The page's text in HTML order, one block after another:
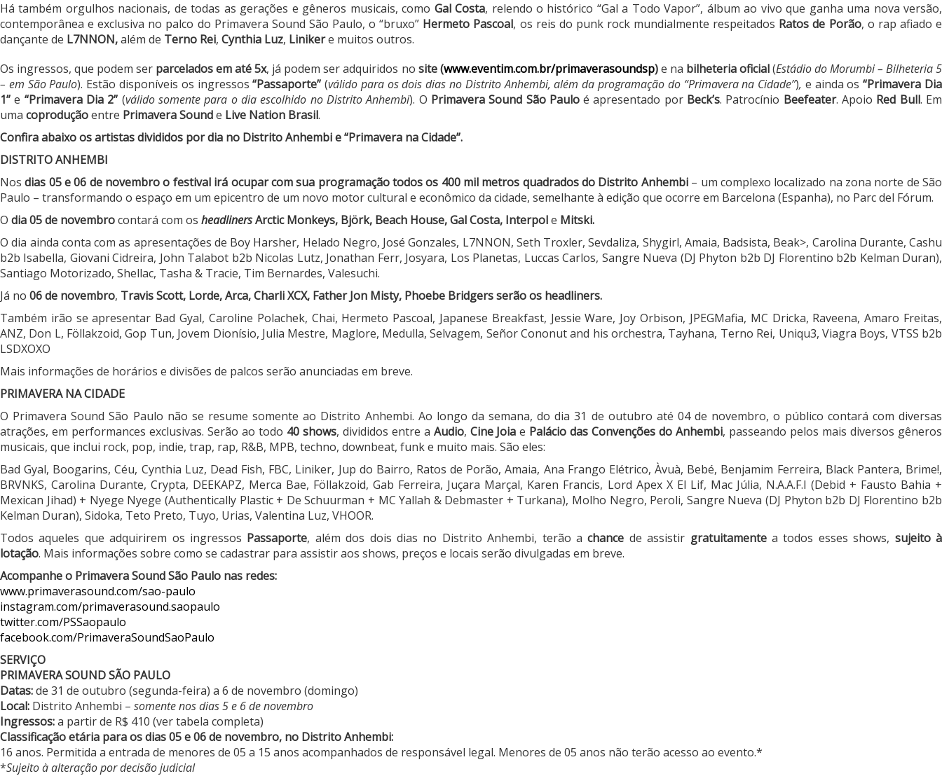
Há também orgulhos nacionais, de todas as gerações e gêneros musicais, como Gal Costa, relendo o histórico “Gal a Todo Vapor”, álbum ao vivo que ganha uma nova versão,
contemporânea e exclusiva no palco do Primavera Sound São Paulo, o “bruxo” Hermeto Pascoal, os reis do punk rock mundialmente respeitados Ratos de Porão, o rap afiado e
dançante de L7NNON,além de Terno Rei, Cynthia Luz, Linikere muitos outros.
Os ingressos, que podem ser parcelados em até 5x, já podem ser adquiridos no site (www.eventim.com.br/primaverasoundsp)e na bilheteria oficial(Estádio do Morumbi – Bilheteria 5
– em São Paulo). Estão disponíveis os ingressos“Passaporte” (válido para os dois dias no Distrito Anhembi, além da programação do “Primavera na Cidade”), e ainda os“Primavera Dia
1” e “Primavera Dia 2” (válido somente para o dia escolhido no Distrito Anhembi). O Primavera Sound São Pauloé apresentado por Beck’s. Patrocínio Beefeater. Apoio Red Bull. Em
uma coproduçãoentre Primavera Sounde Live Nation Brasil.
Confira abaixo os artistas divididos por dia no Distrito Anhembi e “Primavera na Cidade”.
DISTRITO ANHEMBI
Nosdias 05 e 06 de novembro o festival irá ocupar com sua programação todos os 400 mil metros quadrados do Distrito Anhembi– um complexo localizado na zona norte de São
Paulo – transformando o espaço em um epicentro de um novo motor cultural e econômico da cidade, semelhante à edição que ocorre em Barcelona (Espanha), no Parc del Fórum.
O dia05 de novembrocontará com os headlinersArctic Monkeys, Björk, Beach House, Gal Costa, Interpole Mitski.
O dia ainda conta com as apresentações de Boy Harsher, Helado Negro, José Gonzales, L7NNON, Seth Troxler, Sevdaliza, Shygirl, Amaia, Badsista, Beak>, Carolina Durante, Cashu
b2b Isabella, Giovani Cidreira, John Talabot b2b Nicolas Lutz, Jonathan Ferr, Josyara, Los Planetas, Luccas Carlos, Sangre Nueva (DJ Phyton b2b DJ Florentino b2b Kelman Duran),
Santiago Motorizado, Shellac, Tasha & Tracie, Tim Bernardes, Valesuchi.
Já no 06 de novembro, Travis Scott, Lorde, Arca, Charli XCX, Father Jon Misty, Phoebe Bridgers serão os headliners.
Também irão se apresentar Bad Gyal, Caroline Polachek, Chai, Hermeto Pascoal, Japanese Breakfast, Jessie Ware, Joy Orbison, JPEGMafia, MC Dricka, Raveena, Amaro Freitas,
ANZ, Don L, Föllakzoid, Gop Tun, Jovem Dionísio, Julia Mestre, Maglore, Medulla, Selvagem, Señor Cononut and his orchestra, Tayhana, Terno Rei, Uniqu3, Viagra Boys, VTSS b2b
LSDXOXO
Mais informações de horários e divisões de palcos serão anunciadas em breve.
PRIMAVERA NA CIDADE
O Primavera Sound São Paulo não se resume somente ao Distrito Anhembi. Ao longo da semana, do dia 31 de outubro até 04 de novembro, o público contará com diversas
atrações, em performances exclusivas. Serão ao todo 40 shows, divididos entre a Audio, Cine Joia e Palácio das Convenções do Anhembi, passeando pelos mais diversos gêneros
musicais, que inclui rock, pop, indie, trap, rap, R&B, MPB, techno, downbeat, funk e muito mais. São eles:
Bad Gyal, Boogarins, Céu, Cynthia Luz, Dead Fish, FBC, Liniker, Jup do Bairro, Ratos de Porão, Amaia, Ana Frango Elétrico, Àvuà, Bebé, Benjamim Ferreira, Black Pantera, Brime!,
BRVNKS, Carolina Durante, Crypta, DEEKAPZ, Merca Bae, Föllakzoid, Gab Ferreira, Juçara Marçal, Karen Francis, Lord Apex X El Lif, Mac Júlia, N.A.A.F.I (Debid + Fausto Bahia +
Mexican Jihad) + Nyege Nyege (Authentically Plastic + De Schuurman + MC Yallah & Debmaster + Turkana), Molho Negro, Peroli, Sangre Nueva (DJ Phyton b2b DJ Florentino b2b
Kelman Duran), Sidoka, Teto Preto, Tuyo, Urias, Valentina Luz, VHOOR.
Todos aqueles que adquirirem os ingressos Passaporte, além dos dois dias no Distrito Anhembi, terão achance de assistir gratuitamentea todos esses shows, sujeito à
lotação. Mais informações sobre como se cadastrar para assistir aos shows, preços e locais serão divulgadas em breve.
Acompanhe o Primavera Sound São Paulo nas redes:
www.primaverasound.com/sao-paulo
instagram.com/primaverasound.saopaulo
twitter.com/PSSaopaulo
facebook.com/PrimaveraSoundSaoPaulo
SERVIÇO
PRIMAVERA SOUND SÃO PAULO
Datas:de 31 de outubro (segunda-feira) a 6 de novembro (domingo)
Local: Distrito Anhembi – somente nos dias 5 e 6 de novembro
Ingressos:a partir de R$ 410 (ver tabela completa)
Classificação etária para os dias 05 e 06 de novembro, no Distrito Anhembi:
16 anos. Permitida a entrada de menores de 05 a 15 anos acompanhados de responsável legal. Menores de 05 anos não terão acesso ao evento.*
*Sujeito à alteração por decisão judicial